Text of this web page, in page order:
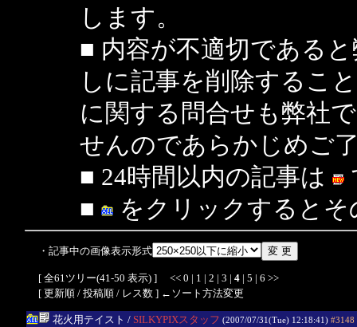
します。
■ 内容が不適切である
しに記事を削除するこ
に関する問合せも弊社
せんのであらかじめご
■ 24時間以内の記事は
■
をクリックすると
・記事中の画像表示形式
[ 全61ツリー(41-50 表示) ] << 0 | 1 | 2 | 3 | 4 | 5 | 6 >>
[ 更新順 / 投稿順 / レス数 ] ←ソート方法変更
花火用テイスト / SILKYPIXスタッフ (2007/07/31(Tue) 12:18:41) #3148